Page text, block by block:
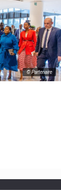
© Partenaire